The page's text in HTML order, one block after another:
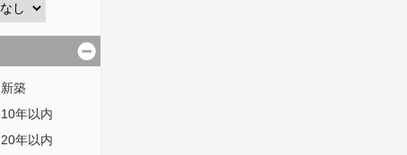
新築
10年以内
20年以内